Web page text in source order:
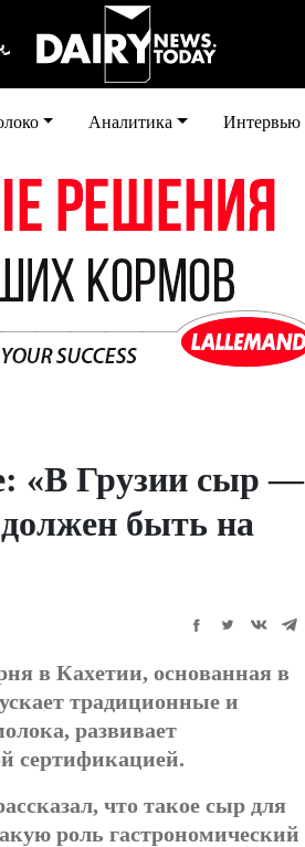
Аналитика Интервью
«В Грузии сыр —
должен быть на
в Кахетии, основанная в
традиционные и
развивает
сертификацией.
что такое сыр для
роль гастрономический